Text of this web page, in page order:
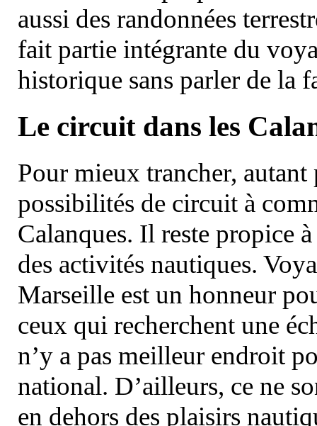
aussi des randonnées
fait partie intégrante du
historique sans parler de la
Le circuit dans les
Pour mieux trancher, autant
possibilités de circuit à
Calanques. Il reste propice
des activités nautiques.
Marseille est un honneur
ceux qui recherchent une
n’y a pas meilleur endroit
national. D’ailleurs, ce ne
en dehors des plaisirs